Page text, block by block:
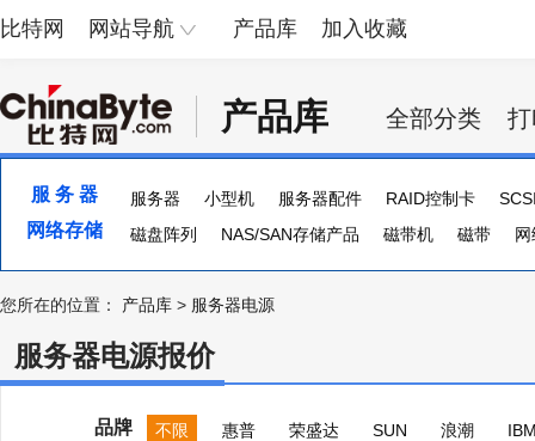
比特网 网站导航 产品库 加入收藏
产品库 全部分类
服 务 器 服务器 小型机 服务器配件 RAID控制卡
服务器主板
网络存储 磁盘阵列 NAS/SAN存储产品 磁带机 磁带
您所在的位置： 产品库 > 服务器电源
服务器电源报价
品牌 不限 惠普 荣盛达 SUN 浪潮